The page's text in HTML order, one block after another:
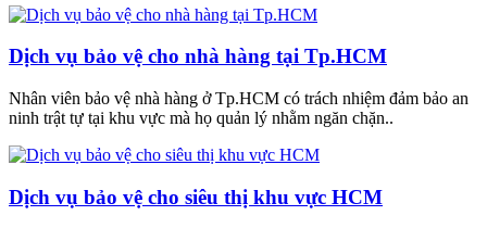
Dịch vụ bảo vệ cho nhà hàng tại Tp.HCM
Nhân viên bảo vệ nhà hàng ở Tp.HCM có trách nhiệm đảm bảo an
ninh trật tự tại khu vực mà họ quản lý nhằm ngăn chặn..
Dịch vụ bảo vệ cho siêu thị khu vực HCM